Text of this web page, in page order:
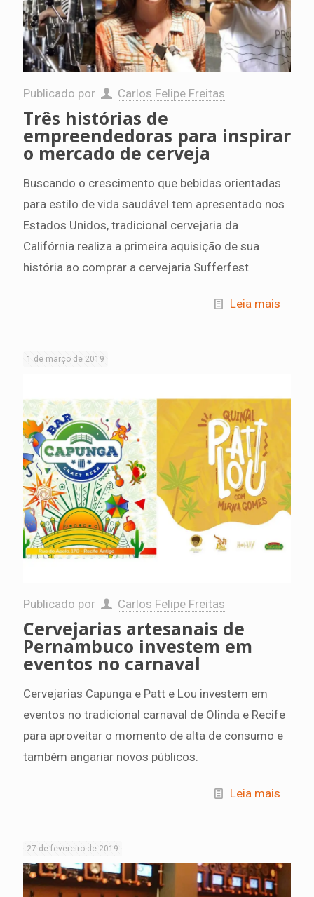
Publicado por Carlos Felipe Freitas
Três histórias de
empreendedoras para inspirar
o mercado de cerveja
Buscando o crescimento que bebidas orientadas
para estilo de vida saudável tem apresentado nos
Estados Unidos, tradicional cervejaria da
Califórnia realiza a primeira aquisição de sua
história ao comprar a cervejaria Sufferfest
Leia mais
1 de março de 2019
Publicado por Carlos Felipe Freitas
Cervejarias artesanais de
Pernambuco investem em
eventos no carnaval
Cervejarias Capunga e Patt e Lou investem em
eventos no tradicional carnaval de Olinda e Recife
para aproveitar o momento de alta de consumo e
também angariar novos públicos.
Leia mais
27 de fevereiro de 2019